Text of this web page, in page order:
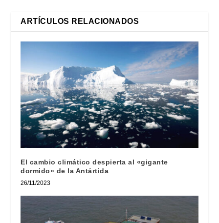
ARTÍCULOS RELACIONADOS
El cambio climático despierta al «gigante
dormido» de la Antártida
26/11/2023